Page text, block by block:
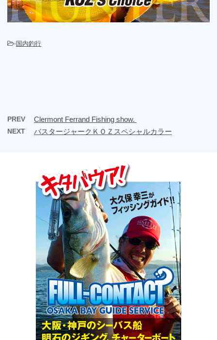
-国内釣行
PREV Clermont Ferrand Fishing show.
NEXT バスタージャークＫＯＺスペシャルカラー